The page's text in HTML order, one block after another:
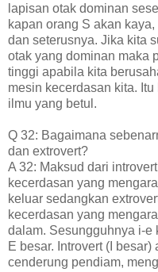
lapisan otak dominan
kapan orang S akan
dan seterusnya. Jika kita
otak yang dominan maka
tinggi apabila kita
mesin kecerdasan kita.
ilmu yang betul.
Q 32: Bagaimana
dan extrovert?
A 32: Maksud dari
kecerdasan yang
keluar sedangkan
kecerdasan yang
dalam. Sesungguhnya i-e
E besar. Introvert (I
cenderung pendiam,